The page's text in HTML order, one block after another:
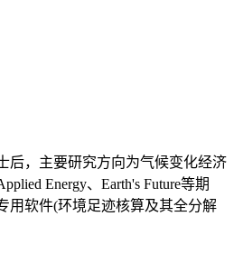
后，主要研究方向为气候变化经济
Energy、Earth's Future等期
用软件(环境足迹核算及其全分解